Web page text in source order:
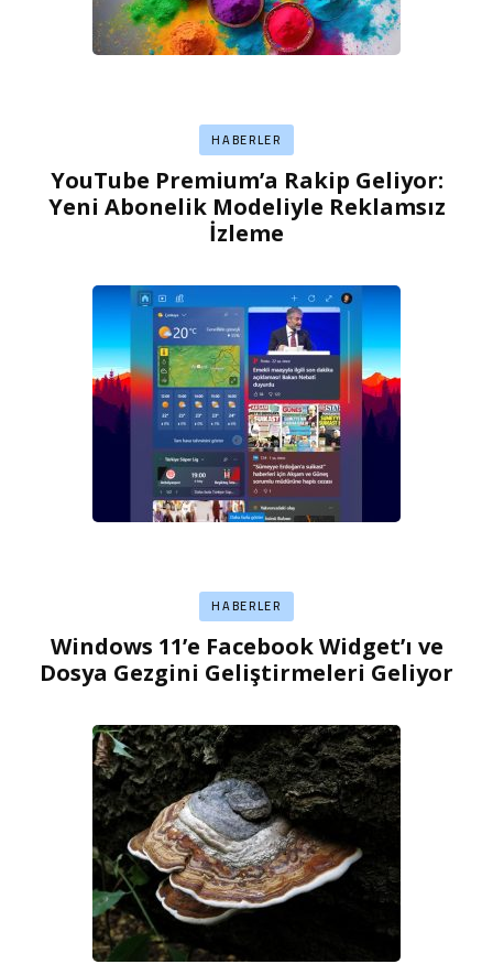
HABERLER
YouTube Premium’a Rakip Geliyor:
Yeni Abonelik Modeliyle Reklamsız
İzleme
HABERLER
Windows 11’e Facebook Widget’ı ve
Dosya Gezgini Geliştirmeleri Geliyor